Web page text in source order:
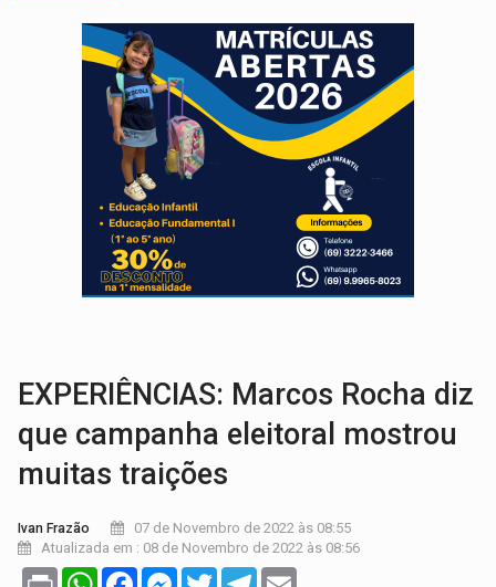
OVNIS NA LUA:Cientistas alertam para possível base secreta no satélite
ACABOU COM PEUGEOT:Incêndio destrói carro que era rebocado para oficina
VÍDEO: Ladrão é filmado furtando moto na frente do bar
BOLSAS DE PESQUISA: Iniciativa Amazônia+10 lança chamada para fortalecer
MATERIAL: Brasil tem grandes reservas de urânio, mas produz pouco e
VÍDEO: Serpente capturada na fábrica da Coca-Cola é
HOMENAGEM: Cientistas cassados pelo AI-5 se tornam pesquisadores
EXPERIÊNCIAS: Marcos Rocha diz
que campanha eleitoral mostrou
muitas traições
Ivan Frazão
07 de Novembro de 2022 às 08:55
Atualizada em : 08 de Novembro de 2022 às 08:56
Print WhatsAppFacebookMessenger
TwitterTelegram